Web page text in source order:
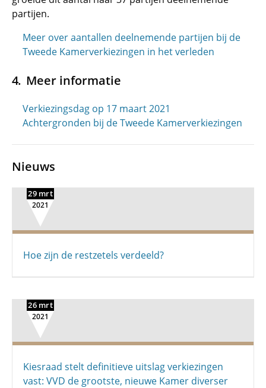
partijen.
Meer over aantallen deelnemende partijen bij de
Tweede Kamerverkiezingen in het verleden
Meer informatie
Verkiezingsdag op 17 maart 2021
Achtergronden bij de Tweede Kamerverkiezingen
Nieuws
29 mrt
2021
Hoe zijn de restzetels verdeeld?
26 mrt
2021
Kiesraad stelt definitieve uitslag verkiezingen
vast: VVD de grootste, nieuwe Kamer diverser